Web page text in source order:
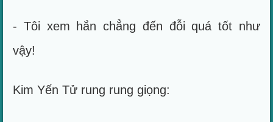
- Tôi xem hắn chẳng đến đỗi quá tốt như
vậy!
Kim Yến Tử rung rung giọng: